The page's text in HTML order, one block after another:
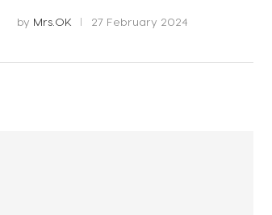
by Mrs.OK 27 February 2024